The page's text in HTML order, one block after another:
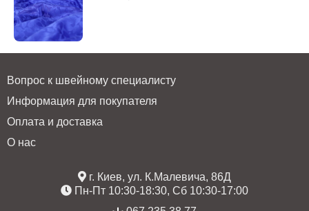
Вопрос к швейному специалисту
Информация для покупателя
Оплата и доставка
О нас
г. Киев, ул. К.Малевича, 86Д
Пн-Пт 10:30-18:30, Сб 10:30-17:00